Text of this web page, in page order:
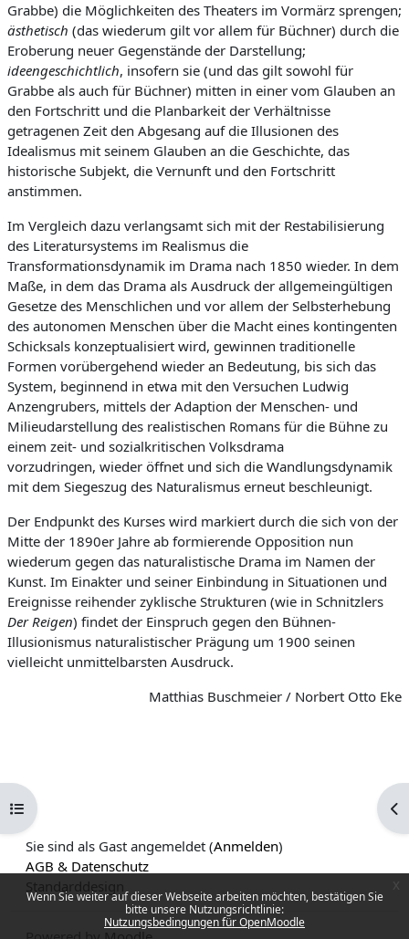
Wenn Sie weiter auf dieser Webseite arbeiten möchten, bestätigen Sie
bitte unsere Nutzungsrichtlinie:
Nutzungsbedingungen für OpenMoodle
Kursindex öffnen
Grabbe) die Möglichkeiten des Theaters im Vormärz sprengen;
ästhetisch (das wiederum gilt vor allem für Büchner) durch die
Eroberung neuer Gegenstände der Darstellung;
ideengeschichtlich, insofern sie (und das gilt sowohl für
Grabbe als auch für Büchner) mitten in einer vom Glauben an
den Fortschritt und die Planbarkeit der Verhältnisse
getragenen Zeit den Abgesang auf die Illusionen des
Idealismus mit seinem Glauben an die Geschichte, das
historische Subjekt, die Vernunft und den Fortschritt
anstimmen.
Im Vergleich dazu verlangsamt sich mit der Restabilisierung
des Literatursystems im Realismus die
Transformationsdynamik im Drama nach 1850 wieder. In dem
Maße, in dem das Drama als Ausdruck der allgemeingültigen
Gesetze des Menschlichen und vor allem der Selbsterhebung
des autonomen Menschen über die Macht eines kontingenten
Schicksals konzeptualisiert wird, gewinnen traditionelle
Formen vorübergehend wieder an Bedeutung, bis sich das
System, beginnend in etwa mit den Versuchen Ludwig
Anzengrubers, mittels der Adaption der Menschen- und
Milieudarstellung des realistischen Romans für die Bühne zu
einem zeit- und sozialkritischen Volksdrama
vorzudringen, wieder öffnet und sich die Wandlungsdynamik
mit dem Siegeszug des Naturalismus erneut beschleunigt.
Der Endpunkt des Kurses wird markiert durch die sich von der
Mitte der 1890er Jahre ab formierende Opposition nun
wiederum gegen das naturalistische Drama im Namen der
Kunst. Im Einakter und seiner Einbindung in Situationen und
Ereignisse reihender zyklische Strukturen (wie in Schnitzlers
Der Reigen) findet der Einspruch gegen den Bühnen-
Illusionismus naturalistischer Prägung um 1900 seinen
vielleicht unmittelbarsten Ausdruck.
Matthias Buschmeier / Norbert Otto Eke
Sie sind als Gast angemeldet (Anmelden)
AGB & Datenschutz
Standarddesign